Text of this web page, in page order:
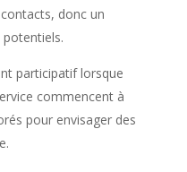
donc un
participatif lorsque
commencent à
pour envisager des